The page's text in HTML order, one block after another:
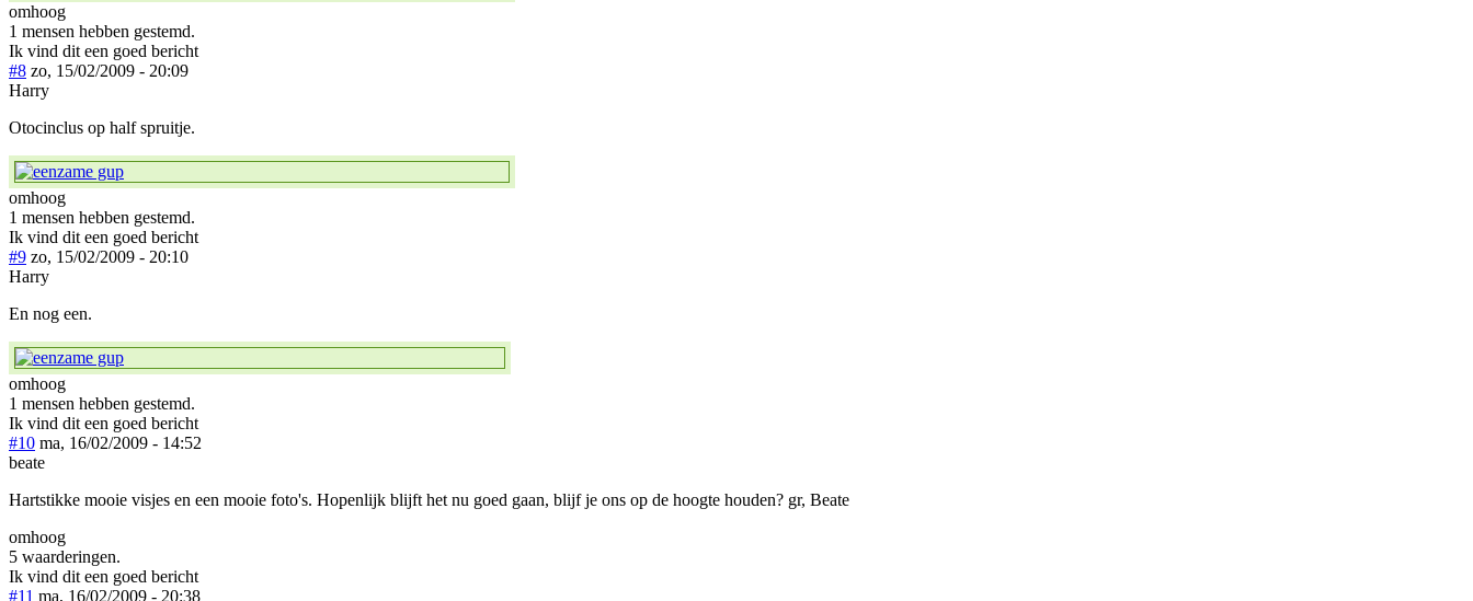
omhoog
1 mensen hebben gestemd.
Ik vind dit een goed bericht
#8 zo, 15/02/2009 - 20:09
Harry
Otocinclus op half spruitje.
omhoog
1 mensen hebben gestemd.
Ik vind dit een goed bericht
#9 zo, 15/02/2009 - 20:10
Harry
En nog een.
omhoog
1 mensen hebben gestemd.
Ik vind dit een goed bericht
#10 ma, 16/02/2009 - 14:52
beate
Hartstikke mooie visjes en een mooie foto's. Hopenlijk blijft het nu goed gaan, blijf je ons op de hoogte houden? gr, Beate
omhoog
5 waarderingen.
Ik vind dit een goed bericht
#11 ma, 16/02/2009 - 20:38